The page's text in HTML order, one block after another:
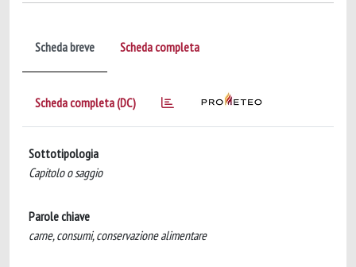
Scheda breve Scheda completa
Scheda completa (DC)
Sottotipologia
Capitolo o saggio
Parole chiave
carne, consumi, conservazione alimentare